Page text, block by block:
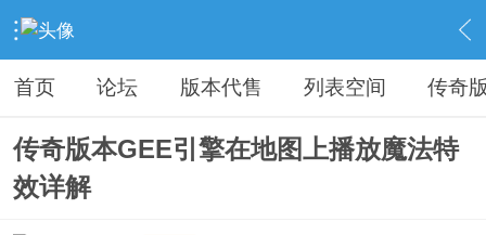
› 教程广告专区 › 视屏教程学习 › 内容
首页 论坛 版本代售 列表空间 传奇
传奇版本GEE引擎在地图上播放魔法特
效详解